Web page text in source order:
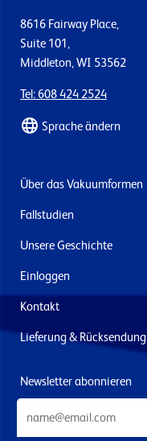
8616 Fairway Place,
Suite 101,
Middleton, WI 53562
Tel: 608 424 2524
Sprache ändern
Über das Vakuumformen
Fallstudien
Unsere Geschichte
Einloggen
Kontakt
Lieferung & Rücksendung
Newsletter abonnieren